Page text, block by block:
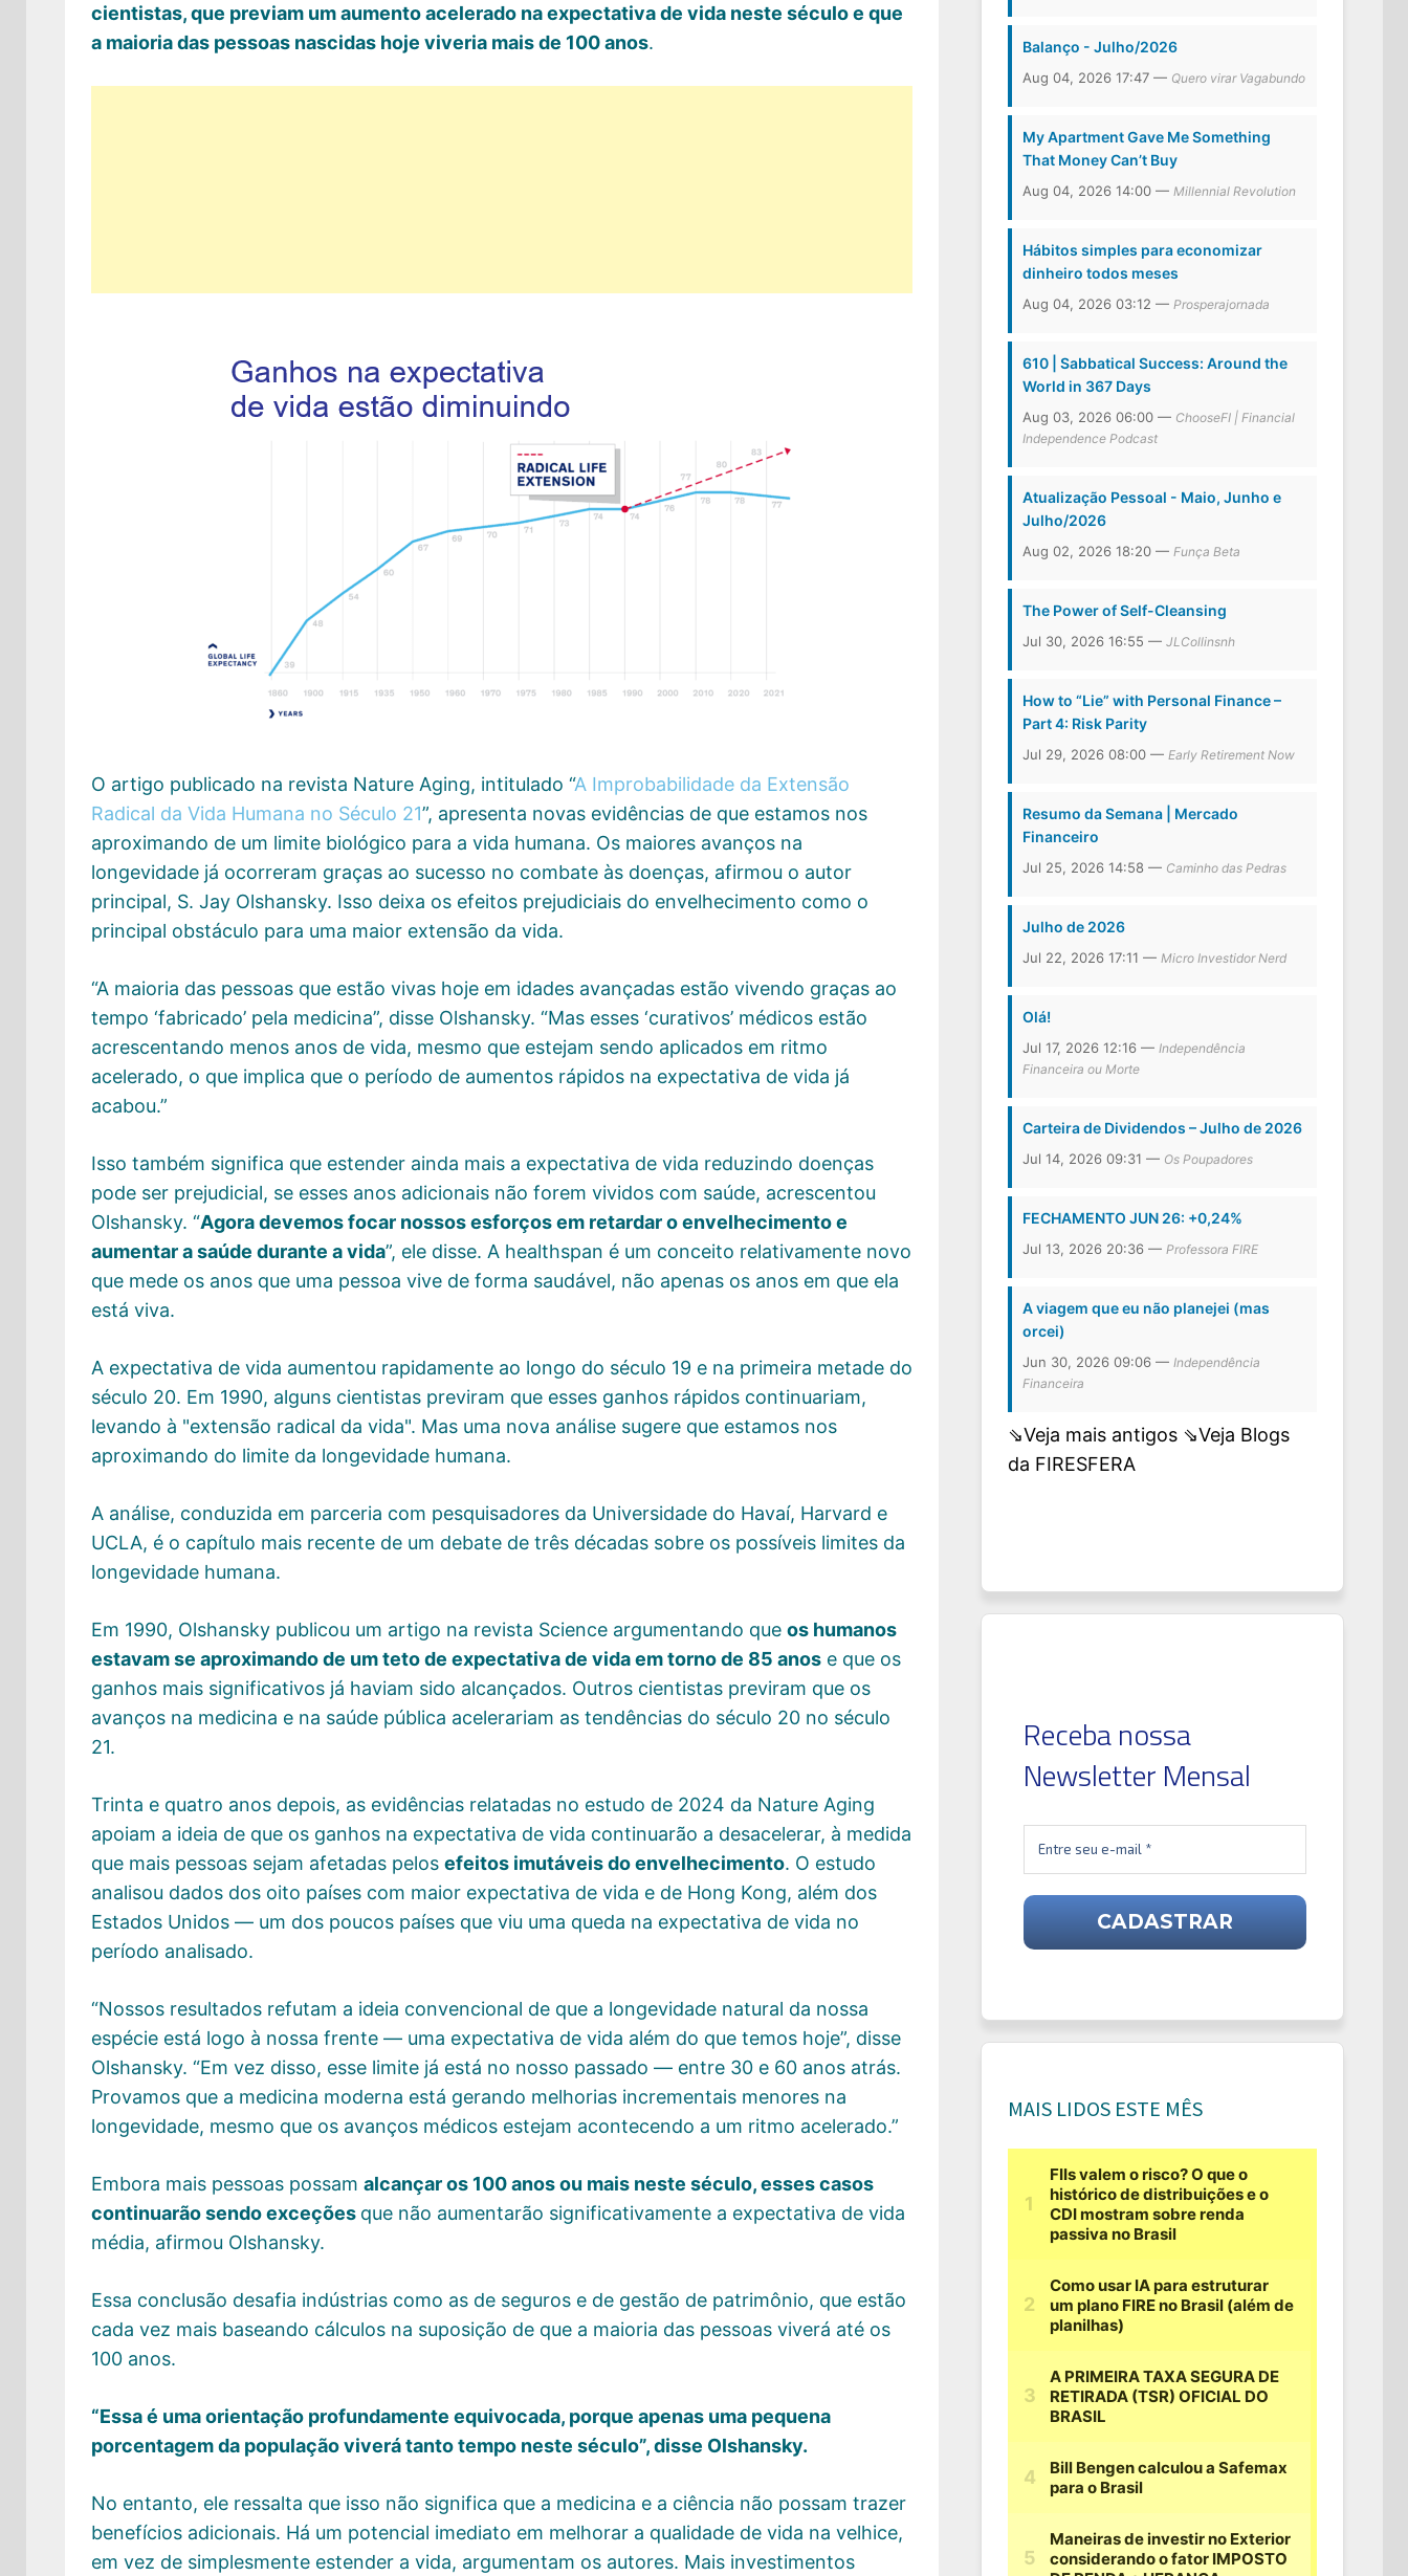
cientistas, que previam um aumento acelerado na expectativa de vida neste século e que
a maioria das pessoas nascidas hoje viveria mais de 100 anos.
O artigo publicado na revista Nature Aging, intitulado “A Improbabilidade da Extensão
Radical da Vida Humana no Século 21”, apresenta novas evidências de que estamos nos
aproximando de um limite biológico para a vida humana. Os maiores avanços na
longevidade já ocorreram graças ao sucesso no combate às doenças, afirmou o autor
principal, S. Jay Olshansky. Isso deixa os efeitos prejudiciais do envelhecimento como o
principal obstáculo para uma maior extensão da vida.
“A maioria das pessoas que estão vivas hoje em idades avançadas estão vivendo graças ao
tempo ‘fabricado’ pela medicina”, disse Olshansky. “Mas esses ‘curativos’ médicos estão
acrescentando menos anos de vida, mesmo que estejam sendo aplicados em ritmo
acelerado, o que implica que o período de aumentos rápidos na expectativa de vida já
acabou.”
Isso também significa que estender ainda mais a expectativa de vida reduzindo doenças
pode ser prejudicial, se esses anos adicionais não forem vividos com saúde, acrescentou
Olshansky. “Agora devemos focar nossos esforços em retardar o envelhecimento e
aumentar a saúde durante a vida”, ele disse. A healthspan é um conceito relativamente novo
que mede os anos que uma pessoa vive de forma saudável, não apenas os anos em que ela
está viva.
A expectativa de vida aumentou rapidamente ao longo do século 19 e na primeira metade do
século 20. Em 1990, alguns cientistas previram que esses ganhos rápidos continuariam,
levando à "extensão radical da vida". Mas uma nova análise sugere que estamos nos
aproximando do limite da longevidade humana.
A análise, conduzida em parceria com pesquisadores da Universidade do Havaí, Harvard e
UCLA, é o capítulo mais recente de um debate de três décadas sobre os possíveis limites da
longevidade humana.
Em 1990, Olshansky publicou um artigo na revista Science argumentando que os humanos
estavam se aproximando de um teto de expectativa de vida em torno de 85 anose que os
ganhos mais significativos já haviam sido alcançados. Outros cientistas previram que os
avanços na medicina e na saúde pública acelerariam as tendências do século 20 no século
21.
Trinta e quatro anos depois, as evidências relatadas no estudo de 2024 da Nature Aging
apoiam a ideia de que os ganhos na expectativa de vida continuarão a desacelerar, à medida
que mais pessoas sejam afetadas pelos efeitos imutáveis do envelhecimento. O estudo
analisou dados dos oito países com maior expectativa de vida e de Hong Kong, além dos
Estados Unidos — um dos poucos países que viu uma queda na expectativa de vida no
período analisado.
“Nossos resultados refutam a ideia convencional de que a longevidade natural da nossa
espécie está logo à nossa frente — uma expectativa de vida além do que temos hoje”, disse
Olshansky. “Em vez disso, esse limite já está no nosso passado — entre 30 e 60 anos atrás.
Provamos que a medicina moderna está gerando melhorias incrementais menores na
longevidade, mesmo que os avanços médicos estejam acontecendo a um ritmo acelerado.”
Embora mais pessoas possam alcançar os 100 anos ou mais neste século, esses casos
continuarão sendo exceções que não aumentarão significativamente a expectativa de vida
média, afirmou Olshansky.
Essa conclusão desafia indústrias como as de seguros e de gestão de patrimônio, que estão
cada vez mais baseando cálculos na suposição de que a maioria das pessoas viverá até os
100 anos.
“Essa é uma orientação profundamente equivocada, porque apenas uma pequena
porcentagem da população viverá tanto tempo neste século”, disse Olshansky.
No entanto, ele ressalta que isso não significa que a medicina e a ciência não possam trazer
benefícios adicionais. Há um potencial imediato em melhorar a qualidade de vida na velhice,
em vez de simplesmente estender a vida, argumentam os autores. Mais investimentos
Balanço - Julho/2026
Aug 04, 2026 17:47 — Quero virar Vagabundo
My Apartment Gave Me Something
That Money Can’t Buy
Aug 04, 2026 14:00 —Millennial Revolution
Hábitos simples para economizar
dinheiro todos meses
Aug 04, 2026 03:12 —Prosperajornada
610 | Sabbatical Success: Around the
World in 367 Days
Aug 03, 2026 06:00 — ChooseFI | Financial
Independence Podcast
Atualização Pessoal - Maio, Junho e
Julho/2026
Aug 02, 2026 18:20 —Funça Beta
The Power of Self-Cleansing
Jul 30, 2026 16:55 —JLCollinsnh
How to “Lie” with Personal Finance –
Part 4: Risk Parity
Jul 29, 2026 08:00 —Early Retirement Now
Resumo da Semana | Mercado
Financeiro
Jul 25, 2026 14:58 — Caminho das Pedras
Julho de 2026
Jul 22, 2026 17:11 —Micro Investidor Nerd
Olá!
Jul 17, 2026 12:16 —Independência
Financeira ou Morte
Carteira de Dividendos – Julho de 2026
Jul 14, 2026 09:31 — Os Poupadores
FECHAMENTO JUN 26: +0,24%
Jul 13, 2026 20:36 —Professora FIRE
A viagem que eu não planejei (mas
orcei)
Jun 30, 2026 09:06 —Independência
Financeira
⇘Veja mais antigos ⇘Veja Blogs
da FIRESFERA
Receba nossa
Newsletter Mensal
MAIS LIDOS ESTE MÊS